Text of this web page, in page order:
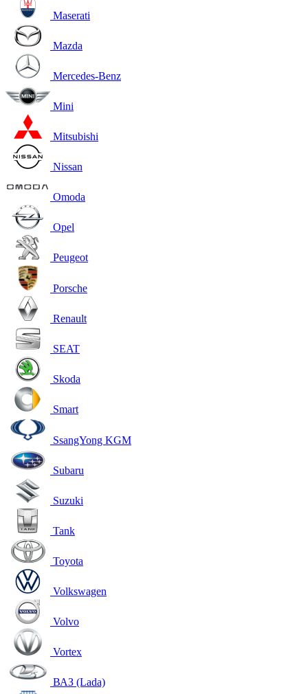
Maserati
Mazda
Mercedes-Benz
Mini
Mitsubishi
Nissan
Omoda
Opel
Peugeot
Porsche
Renault
SEAT
Skoda
Smart
SsangYong KGM
Subaru
Suzuki
Tank
Toyota
Volkswagen
Volvo
Vortex
ВАЗ (Lada)